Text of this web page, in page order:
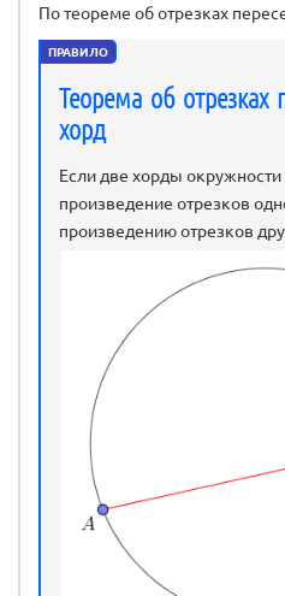
По теореме об отрезках
ПРАВИЛО
Теорема об отрезках
хорд
Если две хорды окружности
произведение отрезков
произведению отрезков